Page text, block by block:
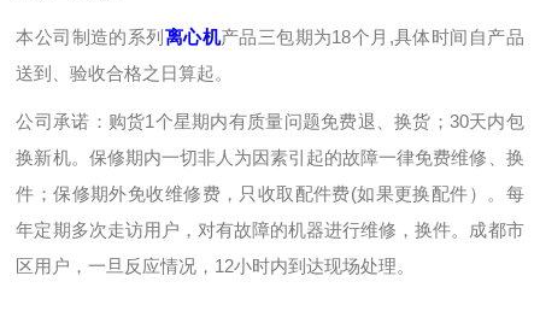
本公司制造的系列 离心机产品三包期为18个月,具体时间自产品
送到、验收合格之日算起。
公司承诺：购货1个星期内有质量问题免费退、换货；30天内包
换新机。保修期内一切非人为因素引起的故障一律免费维修、换
件；保修期外免收维修费，只收取配件费(如果更换配件）。每
年定期多次走访用户，对有故障的机器进行维修，换件。成都市
区用户，一旦反应情况，12小时内到达现场处理。